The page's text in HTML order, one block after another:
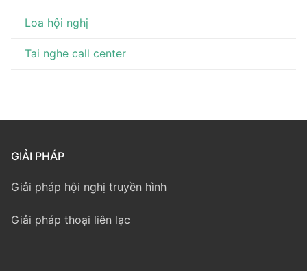
Loa hội nghị
Tai nghe call center
GIẢI PHÁP
Giải pháp hội nghị truyền hình
Giải pháp thoại liên lạc